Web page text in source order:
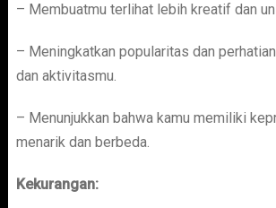
– Membuatmu terlihat lebih kreatif dan
– Meningkatkan popularitas dan
dan aktivitasmu.
– Menunjukkan bahwa kamu memiliki
menarik dan berbeda.
Kekurangan: